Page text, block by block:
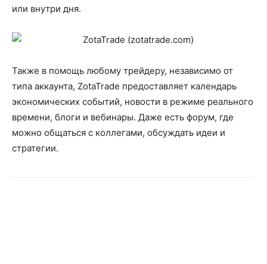
или внутри дня.
Также в помощь любому трейдеру, независимо от
типа аккаунта, ZotaTrade предоставляет календарь
экономических событий, новости в режиме реального
времени, блоги и вебинары. Даже есть форум, где
можно общаться с коллегами, обсуждать идеи и
стратегии.